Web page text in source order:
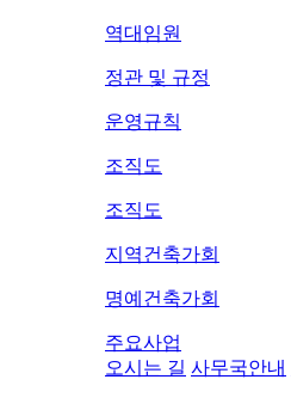
역대임원
정관 및 규정
운영규칙
조직도
조직도
지역건축가회
명예건축가회
주요사업
오시는 길 사무국안내